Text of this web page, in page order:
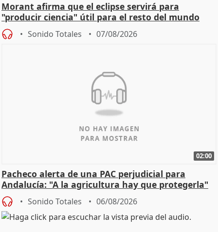
Morant afirma que el eclipse servirá para
"producir ciencia" útil para el resto del mundo
Sonido Totales 07/08/2026
02:00
Pacheco alerta de una PAC perjudicial para
Andalucía: "A la agricultura hay que protegerla"
Sonido Totales 06/08/2026